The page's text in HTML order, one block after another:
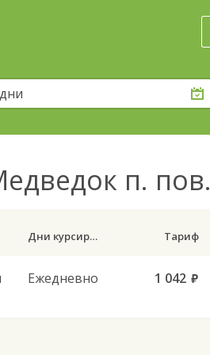
п. пов.
Дни курсирования Тариф
Ежедневно 1 042 руб.